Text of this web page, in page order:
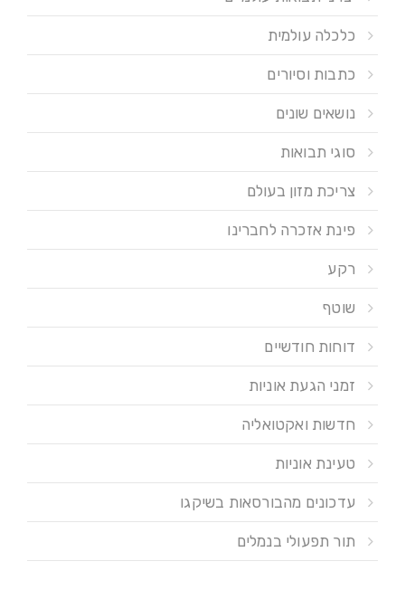
כלכלה עולמית
כתבות וסיורים
נושאים שונים
סוגי תבואות
צריכת מזון בעולם
פינת אזכרה לחברינו
רקע
שוטף
דוחות חודשיים
זמני הגעת אוניות
חדשות ואקטואליה
טעינת אוניות
עדכונים מהבורסאות בשיקגו
תור תפעולי בנמלים